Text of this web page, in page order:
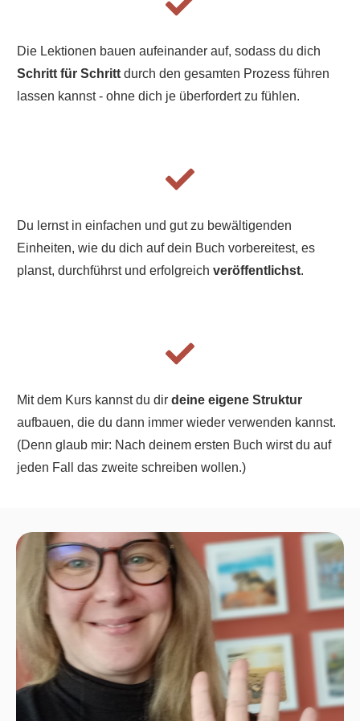
Die Lektionen bauen aufeinander auf, sodass du dich
Schritt für Schritt durch den gesamten Prozess führen
lassen kannst - ohne dich je überfordert zu fühlen.
Du lernst in einfachen und gut zu bewältigenden
Einheiten, wie du dich auf dein Buch vorbereitest, es
planst, durchführst und erfolgreich veröffentlichst.
Mit dem Kurs kannst du dir deine eigene Struktur
aufbauen, die du dann immer wieder verwenden kannst.
(Denn glaub mir: Nach deinem ersten Buch wirst du auf
jeden Fall das zweite schreiben wollen.)